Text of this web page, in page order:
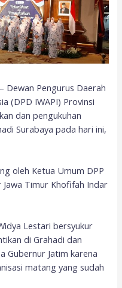
– Dewan Pengurus Daerah
(DPD IWAPI) Provinsi
dan pengukuhan
Surabaya pada hari ini,
oleh Ketua Umum DPP
Jawa Timur Khofifah Indar
Lestari bersyukur
di Grahadi dan
Gubernur Jatim karena
matang yang sudah